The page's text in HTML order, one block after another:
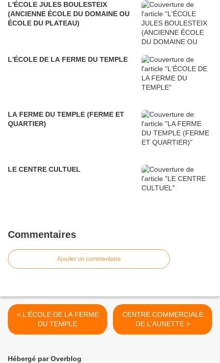
L'ÉCOLE JULES BOULESTEIX
(ANCIENNE ÉCOLE DU DOMAINE OU
ÉCOLE DU PLATEAU)
L'ÉCOLE DE LA FERME DU TEMPLE
LA FERME DU TEMPLE (FERME ET
QUARTIER)
LE CENTRE CULTUEL
Commentaires
Ajouter un commentaire
< L'ÉCOLE DE LA FERME
DU TEMPLE
CENTRE COMMERCIALE
DE L'AUNETTE >
Hébergé par Overblog